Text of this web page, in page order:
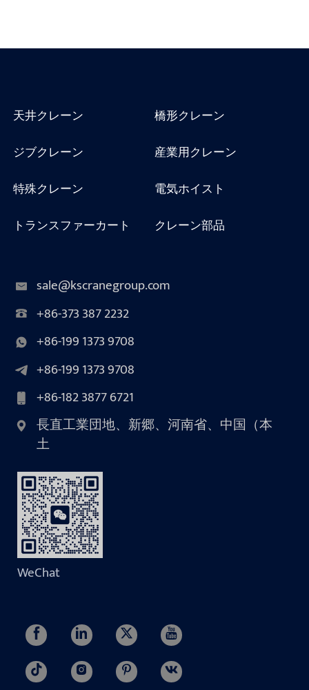
天井クレーン
橋形クレーン
ジブクレーン
産業用クレーン
特殊クレーン
電気ホイスト
トランスファーカート
クレーン部品
sale@kscranegroup.com
+86-373 387 2232
+86-199 1373 9708
+86-199 1373 9708
+86-182 3877 6721
長直工業団地、新郷、河南省、中国（本
土
WeChat